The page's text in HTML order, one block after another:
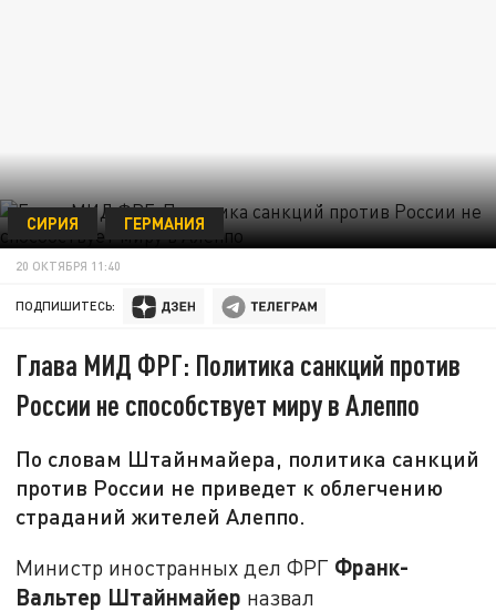
СИРИЯ ГЕРМАНИЯ
20 ОКТЯБРЯ 11:40
ПОДПИШИТЕСЬ:
Глава МИД ФРГ: Политика санкций против
России не способствует миру в Алеппо
По словам Штайнмайера, политика санкций
против России не приведет к облегчению
страданий жителей Алеппо.
Министр иностранных дел ФРГ Франк-
Вальтер Штайнмайер назвал